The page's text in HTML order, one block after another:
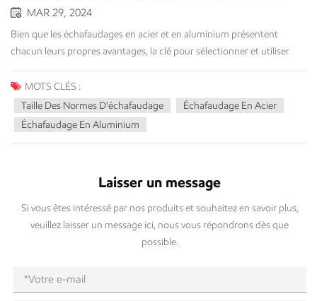
MAR 29, 2024
Bien que les échafaudages en acier et en aluminium présentent chacun leurs propres avantages, la clé pour sélectionner et utiliser correctement l'un ou l'autre type d'échafaudage est de comprendre leurs tailles standard et les normes applicables. Différents pays et régions ont des exigences différentes en matière de règles de sécurité et de dimensions standard des échafaudages. Cet article examinera en profondeur les tailles standard d'échafaudages en acier et en aluminium pour aider les professionnels du bâtiment et de la construction à faire un choix éclairé en fonction des besoins du projet. Avantages et inconvénients des échafaudages en acier Les avantages incluent une résistance élevée, une bonne stabilité et durabilité ; Les inconvénients sont un poids plus lourd et une installation et un démontage relativement compliqués. Avantages et inconvénients des échafaudages en aluminium Les avantages sont un poids léger, une installation et un démontage pratiques et une forte adaptabilité ; Les inconvénients sont une capacité portante relativement faible et un coût élevé. Tailles des normes d'échafaudage en acier (identiques aux échafaudages en aluminium) Dimensions du poteau verticalLongueur: La longueur standard des poteaux verticaux varie généralement de 0,5 mètre à 3 mètres pour s'adapter aux besoins de construction de différentes hauteurs. Dans la construction d’immeubles de grande hauteur, la hauteur requise peut être obtenue en connectant plusieurs poteaux verticaux.Diamètre: le diamètre du poteau est généralement de 48,3 mm et l'épaisseur de la paroi est d'environ 3,2 mm, ce qui est une taille standard, qui peut répondre à la capacité de charge et à la stabilité de la tige horizontale 0,7.8.2. Dimension du poteau Dimensions du poteauLongueur: La longueur du poteau est différente et la longueur utilisée pour la construction est généralement de 0,9 m, 1,2 m, 1,5 m, 1,8 m, etc.Diamètre: Le diamètre est également le même que celui du poteau, qui mesure 48,3 mm de diamètre, ce qui permet de garantir que le poteau est connecté de manière stable au poteau horizontal. 0.7.9 Poteau diagonal Dimension du poteau oblique Dimensions de la tige obliqueLongueur: La longueur de la tige oblique est déterminée par l'angle et la distance nécessaire pour la soutenir. Il n’existe pas de longueur standard et elle est souvent ajustée en fonction de la situation réelle du chantier.Diamètre: le diamètre de la tige oblique est également de 48,3 mm. Spécifications standard communes pour les systèmes d'échafaudageSystème d'échafaudage RinglockSystème d'échafaudage QuicklockSystème d'hélices acro en acierÉchafaudage à cadre de porte et d'échelleSystème d'échafaudage CuplockSystème d'échafaudage KwikstageÉchafaudage RinglockÉtai Acrow en acierÉchafaudage QuicklockÉchafaudage à cadreÉchafaudage Cuplock Spécifications clés des échafaudages dans différents pays Etats-Unis Aux États-Unis, le WAC précise les mesures de conception et de sécurité qui doivent être suivies lors du montage, de la manipulation et du démontage d'une gamme de différents types d'échafaudages, qui sont également mentionnés en ce qui concerne la longueur de leurs semelles ou de leur travail. plates-formes. ROYAUME-UNI. Au Royaume-Uni, les échafaudages sur site dans les travaux de construction sont régis par la norme « Installations de travaux temporaires » (BS EN 12811-1) et par un ensemble de directives pratiques communément respectées appelées TG20, qui traitent des solutions spécifiques à utiliser en relation avec au montage et à l'utilisation des échafaudages. Europe Les pays autres que le Royaume-Uni suivent généralement un ensemble de normes européennes (EN), telles que la EN 12811-1, qui fournit des exigences de performance et de conception générale qui doivent être satisfaites afin de garantir l'utilisation sûre des échafaudages, qui est également reflété par des versions similaires utilisées dans d’autres pays. Australie En Australie, les échafaudages sont réglementés par la série de normes AS/NZS 1576. En particulier, AS/NZS 1576.1:2010 définit les exigences minimales pour la conception, la construction, l'installation et l'utilisation des échafaudages dans le but de mieux contrôler les risques liés aux échafaudages sur les chantiers de construction. Canada La conception et l'utilisation des échafaudages en Chine suivent les normes nationales telles que GB 51210-2016 « Normes d'inspection de sécurité pour la construction de bâtiments », qui fournissent des instructions détaillées sur la conception, l'utilisation et les exigences de sécurité des échafaudages afin de garantir la sécurité de la construction. PrécautionsMalgré l'existence de normes internationales, la conception et l'utilisation d'échafaudages particuliers doivent être conformes aux lois et codes locaux. Les dimensions standard et les spécifications sont sujettes à révision à mesure que de nouvelles technologies émergent et que les normes de sécurité se perfectionnent. Avant d'installer et d'utiliser des échafaudages, la connaissance des normes de sécurité et des procédures opérationnelles applicables doit être connue de tous. Guide de sélection des échafaudages Exigences techniques : Les besoins spécifiques de votre projet peuvent influencer votre choix d’échafaudage. Par exemple, si votre projet est extrêmement résistant et durera plusieurs années, les échafaudages en acier peuvent être la meilleure option. En revanche, si votre projet nécessite des mouvements fréquents de l’échafaudage ou une construction rapide, l’aluminium pourrait être le meilleur choix. Considérations relatives aux coûts : Quel est le budget de votre projet ? Quel type d’échafaudage sera le plus rentable ? Bien que les échafaudages en aluminium aient un coût initial plus élevé, ils sont plus légers et plus rapides à monter, et finissent donc dans de nombreux cas par être l’échafaudage le plus rentable. Facteurs environnementaux: Pensez à l’environnement dans lequel se trouvera votre échafaudage. Si votre chantier de construction est humide ou marin, vous pourriez particulièrement bénéficier de la résistance à la corrosion des échafaudages en aluminium. Sécurité et réglementation : Votre échafaudage est-il entièrement conforme aux normes et réglementations de sécurité locales ? Utilisation principale des échafaudages en acier : Les échafaudages en acier sont des tuyaux et des coupleurs en acier couramment utilisés, le matériau est répandu et le tube en acier a une résistance élevée. Par conséquent, les échafaudages en acier sont généralement utilisés dans les constructions suivantes : Grands travaux publics : tels que la construction du stade, la construction du palais des congrès et des expositions, la construction de grands ponts et de tunnels. Construction d'installations industrielles : qui sont des tuyaux en acier destinés à stabiliser les grandes installations dans la construction d'installations pétrochimiques, électriques, métallurgiques et autres installations industrielles de construction et de maintenance. La construction de centres commerciaux et d'autres installations : les montants ronds sont une grande partie de l'acier de construction reliant les échafaudages en acier. Restauration et protection de bâtiments anciens : Convient pour la structure avec pose de cinq piquets ronds par construction à sens unique Utilisation principale des échafaudages en aluminium L'application principale du matériau d'échafaudage en aluminium : les principaux types de matériaux d'échafaudage en alliage d'aluminium, le matériau, le poids léger, la résistance à la corrosion, les échafaudages en alliage sont généralement rapides à assembler et à démonter, et il existe de nombreux types d'échafaudages à axes utilisés pour la décoration intérieure et extérieure, entretien, nettoyage, etc. Projets de construction temporaires : tels que la scène temporaire, le plateau d'exposition temporaire de l'événement à grande échelle, l'auditorium temporaire, etc. Installation et entretien du panneau d'affichage : il est plus pratique de se déplacer pour construire des équipements à haute ou haute altitude pour soulever les panneaux d'affichage. Le fonctionnement de l'industrie légère : Il s'applique à l'industrie légère et à l'industrie spéciale de nombreux escaliers en alliage d'aluminium au pays et à l'étranger. Les besoins spéciaux sont également disponibles dans les besoins spéciaux. Votre fournisseur d'échafaudages en acier de confiance - AJ Building En tant que fabricant d'échafaudages en acier, nous nous engageons toujours à produire et à offrir des échafaudages sûrs et de haute qualité à l'industrie de la construction. Système d'échafaudage en acier-Notre avantage : Assurance qualité: Nous utilisons de l'acier de haute qualité pour garantir que chaque article respecte ou dépasse les normes de sécurité internationales et présente des performances de sécurité supérieures et une longue durée de vie. Services de personnalisation : Que vous ayez besoin de solutions d'échafaudage standards ou personnalisées, nous avons une solution pour vous. Innovation technologique: Nous avons tiré parti d'une technologie de production avancée et d'une riche expérience de production pour développer des systèmes d'échafaudage offrant une sécurité améliorée et une plus grande efficacité. Assistance complète : De la conception du projet à l’installation, nous proposons une gamme complète de support technique. Et nous proposons également des conseils après-vente pour garantir que les projets fonctionnent sans interruption. Rentable: Achetez à la source sans intermédiaires, ce qui vous permet d'économiser des coûts tout en fournissant les produits les plus rentables. Sachant que chaque projet de construction est unique et nécessite un système de support précis et fiable pour garantir la sécurité et l'efficacité du projet. Nous choisir, c'est choisir un partenaire avec 24 ans d'expérie
MOTS CLÉS :
Taille Des Normes D'échafaudage
Échafaudage En Acier
Échafaudage En Aluminium
Laisser un message
Si vous êtes intéressé par nos produits et souhaitez en savoir plus,
veuillez laisser un message ici, nous vous répondrons dès que
possible.